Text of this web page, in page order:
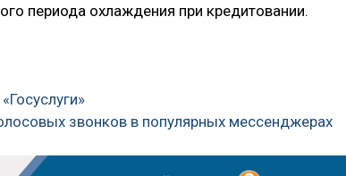
периода охлаждения при кредитовании.
звонков в популярных мессенджерах